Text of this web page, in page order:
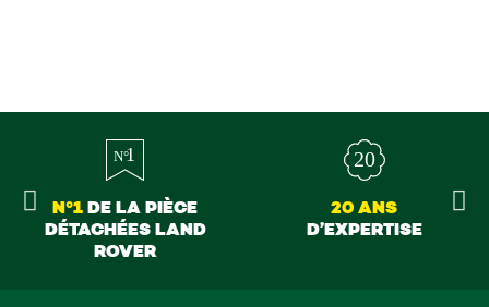
N°1DE LA PIÈCE
DÉTACHÉES LAND
ROVER
20 ANS
D’EXPERTISE